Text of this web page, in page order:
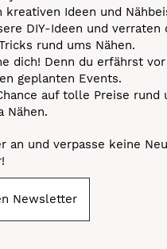
Ideen und
DIY-Ideen und verraten
rund ums Nähen.
dich! Denn du erfährst
geplanten Events.
auf tolle Preise rund
Nähen.
und verpasse keine
Newsletter